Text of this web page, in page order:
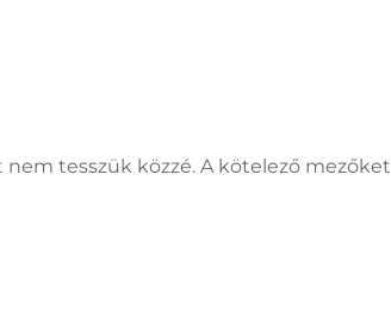
nem tesszük közzé. A kötelező mezőket